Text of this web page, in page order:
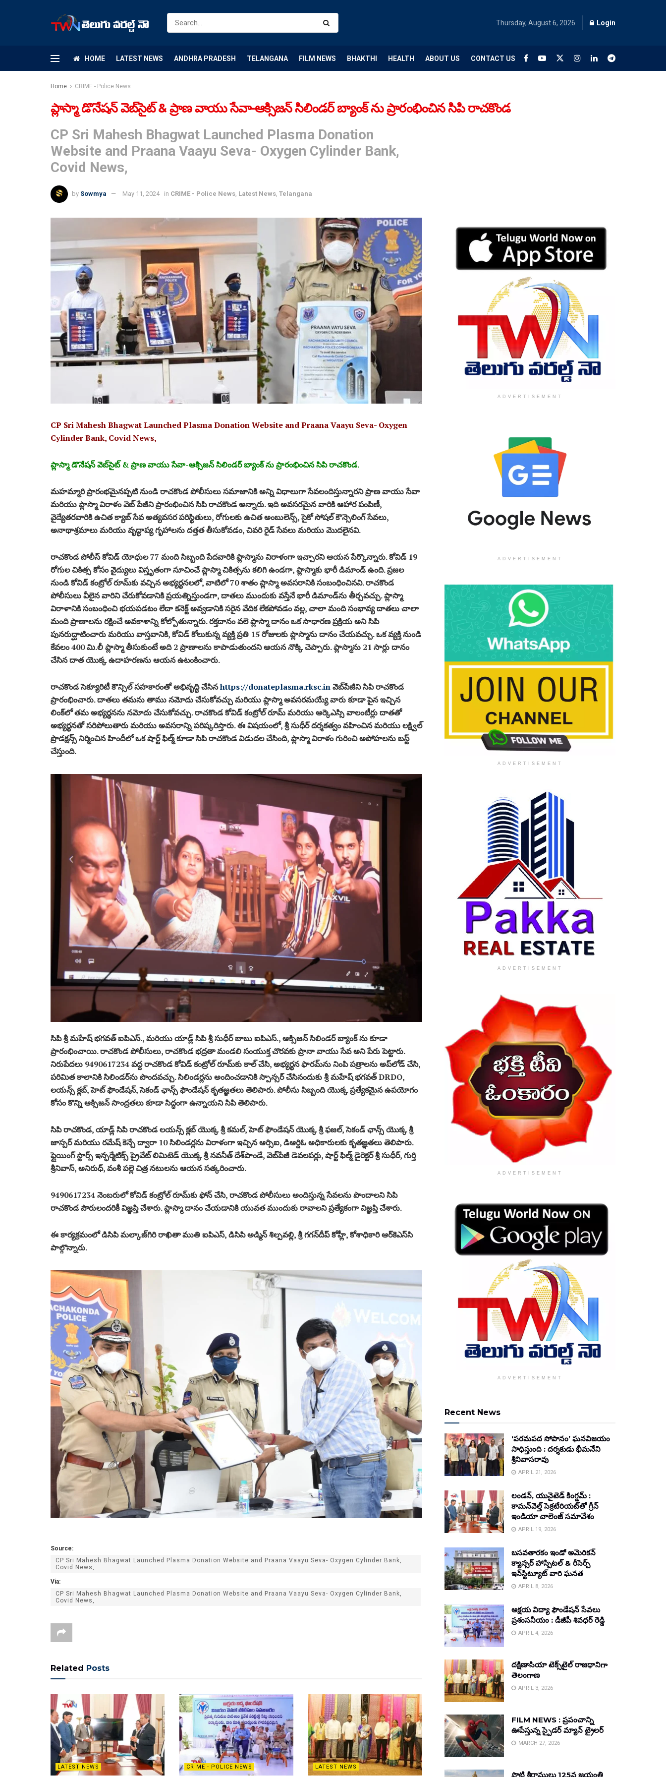
Thursday, August 6, 2026 Login
HOME LATEST NEWS ANDHRA PRADESH TELANGANA FILM NEWS BHAKTHI HEALTH ABOUT US CONTACT US
Home CRIME - Police News
ప్లాస్మా డొనేషన్ వెబ్‌సైట్ & ప్రాణ వాయు సేవా-ఆక్సిజన్ సిలిండర్ బ్యాంక్ ను ప్రారంభించిన సిపి రాచకొండ
CP Sri Mahesh Bhagwat Launched Plasma Donation
Website and Praana Vaayu Seva- Oxygen Cylinder Bank,
Covid News,
by Sowmya May 11, 2024 in CRIME - Police News, Latest News, Telangana
CP Sri Mahesh Bhagwat Launched Plasma Donation Website and Praana Vaayu Seva- Oxygen
Cylinder Bank, Covid News,
ప్లాస్మా డొనేషన్ వెబ్‌సైట్ & ప్రాణ వాయు సేవా-ఆక్సిజన్ సిలిండర్ బ్యాంక్ ను ప్రారంభించిన సిపి రాచకొండ.
మహమ్మారి ప్రారంభమైనప్పటి నుండి రాచకొండ పోలీసులు సమాజానికి అన్ని విధాలుగా సేవలందిస్తున్నారని ప్రాణ వాయు సేవా
మరియు ప్లాస్మా విరాళం వెబ్‌ పేజీని ప్రారంభించిన సిపి రాచకొండ అన్నారు. ఇది అవసరమైన వారికి ఆహార పంపిణీ,
వైద్యేతరవారికి ఉచిత క్యాబ్ సేవ అత్యవసర పరిస్థితులు, రోగులకు ఉచిత అంబులెన్స్, సైకో సోషల్ కౌన్సెలింగ్ సేవలు,
అనాథాశ్రమాలు మరియు వృద్ధాప్య గృహాలను దత్తత తీసుకోవడం, చివరి రైడ్ సేవలు మరియు మొదలైనవి.
రాచకొండ పోలీస్ కోవిడ్ యోధుల 77 మంది సిబ్బంది పేదవారికి ప్లాస్మాను విరాళంగా ఇచ్చారని ఆయన పేర్కొన్నారు. కోవిడ్ 19
రోగుల చికిత్స కోసం వైద్యులు విస్తృతంగా సూచించే ప్లాస్మా చికిత్సను కలిగి ఉండగా, ప్లాస్మాకు భారీ డిమాండ్ ఉంది. ప్రజల
నుండి కోవిడ్ కంట్రోల్ రూమ్‌కు వచ్చిన అభ్యర్థనలలో, వాటిలో 70 శాతం ప్లాస్మా అవసరానికి సంబంధించినవి. రాచకొండ
పోలీసులు వీలైన వారిని చేరుకోవడానికి ప్రయత్నిస్తుండగా, దాతలు ముందుకు వస్తేనే భారీ డిమాండ్‌ను తీర్చవచ్చు. ప్లాస్మా
విరాళానికి సంబంధించి భయపడటం లేదా కనెక్ట్ అవ్వడానికి సరైన వేదిక లేకపోవడం వల్ల, చాలా మంది సంభావ్య దాతలు చాలా
మంది ప్రాణాలను రక్షించే అవకాశాన్ని కోల్పోతున్నారు. రక్తదానం వలె ప్లాస్మా దానం ఒక సాధారణ ప్రక్రియ అని సిపి
పునరుద్ఘాటించారు మరియు వాస్తవానికి, కోవిడ్ కోలుకున్న వ్యక్తి ప్రతి 15 రోజులకు ప్లాస్మాను దానం చేయవచ్చు. ఒక వ్యక్తి నుండి
కేవలం 400 మి.లీ ప్లాస్మా తీసుకుంటే అది 2 ప్రాణాలను కాపాడుతుందని ఆయన నొక్కి చెప్పారు. ప్లాస్మాను 21 సార్లు దానం
చేసిన దాత యొక్క ఉదాహరణను ఆయన ఉటంకించారు.
రాచకొండ సెక్యూరిటీ కౌన్సిల్ సహకారంతో అభివృద్ధి చేసినhttps://donateplasma.rksc.inవెబ్‌పేజీని సిపి రాచకొండ
ప్రారంభించారు. దాతలు తమను తాము నమోదు చేసుకోవచ్చు మరియు ప్లాస్మా అవసరమయ్యే వారు కూడా పైన ఇచ్చిన
లింక్‌లో తమ అభ్యర్థనను నమోదు చేసుకోవచ్చు. రాచకొండ కోవిడ్ కంట్రోల్ రూమ్ మరియు ఆర్కెఎస్సి వాలంటీర్లు దాతతో
అభ్యర్థనతో సరిపోలుతారు మరియు అవసరాన్ని పరిష్కరిస్తారు. ఈ విషయంలో, శ్రీ సుధీర్ దర్శకత్వం వహించిన మరియు లక్ష్విల్
ప్రొడక్షన్స్ నిర్మించిన హిందీలో ఒక షార్ట్ ఫిల్మ్ కూడా సిపి రాచకొండ విడుదల చేసింది, ప్లాస్మా విరాళం గురించి అపోహలను బస్ట్
చేస్తుంది.
సిపి శ్రీ మహేష్ భగవత్ ఐపిఎస్., మరియు యాడ్ల్ సిపి శ్రీ సుధీర్ బాబు ఐపిఎస్., ఆక్సిజన్ సిలిండర్ బ్యాంక్ ను కూడా
ప్రారంభించాయి. రాచకొండ పోలీసులు, రాచకొండ భద్రతా మండలి సంయుక్త చొరవకు ప్రానా వాయు సేవ అని పేరు పెట్టారు.
నిరుపేదలు 9490617234 వద్ద రాచకొండ కోవిడ్ కంట్రోల్ రూమ్‌కు కాల్ చేసి, అభ్యర్థన ఫారమ్‌ను నింపి పత్రాలను అప్‌లోడ్ చేసి,
పరిమిత కాలానికి సిలిండర్‌ను పొందవచ్చు. సిలిండర్లను అందించడానికి స్పాన్సర్ చేసినందుకు శ్రీ మహేష్ భగవత్ DRDO,
లయన్స్ క్లబ్, హెట్ ఫౌండేషన్, సెకండ్ ఛాన్స్ ఫౌండేషన్ కృతజ్ఞతలు తెలిపారు. పోలీసు సిబ్బంది యొక్క ప్రత్యేకమైన ఉపయోగం
కోసం కొన్ని ఆక్సిజన్ సాంద్రతలు కూడా సిద్ధంగా ఉన్నాయని సిపి తెలిపారు.
సిపి రాచకొండ, యాడ్ల్ సిపి రాచకొండ లయన్స్ క్లబ్ యొక్క శ్రీ కమల్, హెట్ ఫౌండేషన్ యొక్క శ్రీ ఫజల్, సెకండ్ ఛాన్స్ యొక్క శ్రీ
జాస్పర్ మరియు రమేష్ కెన్చే ద్వారా 10 సిలిండర్లను విరాళంగా ఇచ్చిన ఆర్సిఐ, డిఆర్డిఓ అధికారులకు కృతజ్ఞతలు తెలిపారు.
ఫ్లైయింగ్ స్టార్స్ ఇన్ఫర్మేటిక్స్ ప్రైవేట్ లిమిటెడ్ యొక్క శ్రీ నవనీత్ దేశ్‌పాండే, వెబ్‌పేజీ డెవలపర్లు, షార్ట్ ఫిల్మ్ డైరెక్టర్ శ్రీ సుధీర్, గుర్తి
శ్రీనివాస్, అనిరుధ్, వంశీ పల్లె చిత్ర నటులను ఆయన సత్కరించారు.
9490617234 నెంబరులో కోవిడ్ కంట్రోల్ రూమ్‌కు ఫోన్ చేసి, రాచకొండ పోలీసులు అందిస్తున్న సేవలను పొందాలని సిపి
రాచకొండ పౌరులందరికీ విజ్ఞప్తి చేశారు. ప్లాస్మా దానం చేయడానికి యువత ముందుకు రావాలని ప్రత్యేకంగా విజ్ఞప్తి చేశారు.
ఈ కార్యక్రమంలో డిసిపి మల్కాజ్‌గిరి రాఖితా ముతి ఐపిఎస్, డిసిపి అడ్మిన్ శిల్పవల్లి, శ్రీ గగన్‌దీప్ కోహ్లీ, కోశాధికారి ఆర్‌కెఎస్‌సి
పాల్గొన్నారు.
Source:
CP Sri Mahesh Bhagwat Launched Plasma Donation Website and Praana Vaayu Seva- Oxygen Cylinder Bank,
Covid News,
Via:
CP Sri Mahesh Bhagwat Launched Plasma Donation Website and Praana Vaayu Seva- Oxygen Cylinder Bank,
Covid News,
Related Posts
LATEST NEWS CRIME - POLICE NEWS LATEST NEWS
ADVERTISEMENT
ADVERTISEMENT
ADVERTISEMENT
ADVERTISEMENT
ADVERTISEMENT
ADVERTISEMENT
Recent News
‘పరమపద సోపానం’ ఘనవిజయం
సాధిస్తుంది : దర్శకుడు భీమనేని
శ్రీనివాసరావు
APRIL 21, 2026
లండన్, యునైటెడ్ కింగ్డమ్ :
కామన్‌వెల్త్ సెక్రటేరియట్‌తో గ్రీన్
ఇండియా చాలెంజ్ సమావేశం
APRIL 19, 2026
బసవతారకం ఇండో అమెరికన్
క్యాన్సర్ హాస్పిటల్ & రీసెర్చ్
ఇన్‌స్టిట్యూట్ వారి ఘనత
APRIL 8, 2026
అక్షయ విద్యా ఫౌండేషన్ సేవలు
ప్రశంసనీయం : డీజీపీ శివధర్ రెడ్డి
APRIL 4, 2026
దక్షిణాసియా టెక్స్‌టైల్ రాజధానిగా
తెలంగాణ
APRIL 3, 2026
FILM NEWS : ప్రపంచాన్ని
ఊపేస్తున్న స్పైడర్ మ్యాన్ ట్రైలర్
MARCH 27, 2026
పొట్టి శ్రీరాములు 125వ జయంతి